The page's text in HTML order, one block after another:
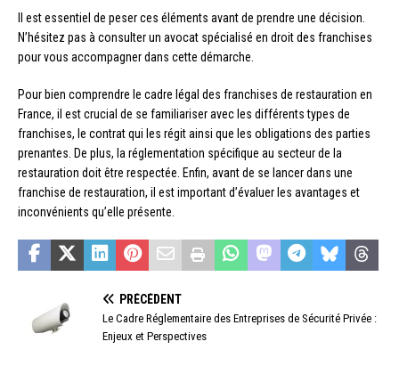
Il est essentiel de peser ces éléments avant de prendre une décision.
N’hésitez pas à consulter un avocat spécialisé en droit des franchises
pour vous accompagner dans cette démarche.
Pour bien comprendre le cadre légal des franchises de restauration en
France, il est crucial de se familiariser avec les différents types de
franchises, le contrat qui les régit ainsi que les obligations des parties
prenantes. De plus, la réglementation spécifique au secteur de la
restauration doit être respectée. Enfin, avant de se lancer dans une
franchise de restauration, il est important d’évaluer les avantages et
inconvénients qu’elle présente.
PRÉCÉDENT
Le Cadre Réglementaire des Entreprises de Sécurité Privée :
Enjeux et Perspectives